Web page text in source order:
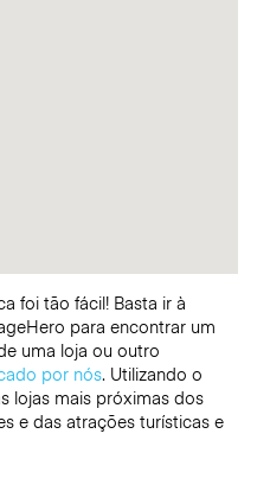
foi tão fácil! Basta ir à
para encontrar um
uma loja ou outro
por nós. Utilizando o
lojas mais próximas dos
e das atrações turísticas e